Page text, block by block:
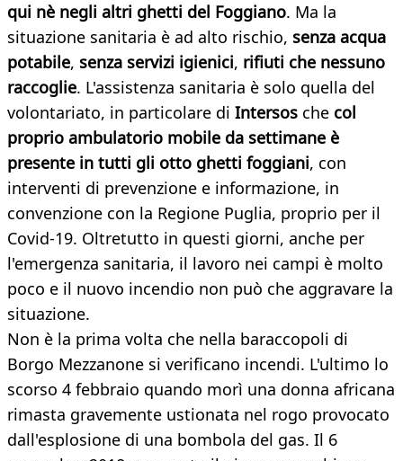
qui nè negli altri ghetti del Foggiano. Ma la
situazione sanitaria è ad alto rischio, senza acqua
potabile, senza servizi igienici, rifiuti che nessuno
raccoglie. L'assistenza sanitaria è solo quella del
volontariato, in particolare di Intersos che col
proprio ambulatorio mobile da settimane è
presente in tutti gli otto ghetti foggiani, con
interventi di prevenzione e informazione, in
convenzione con la Regione Puglia, proprio per il
Covid-19. Oltretutto in questi giorni, anche per
l'emergenza sanitaria, il lavoro nei campi è molto
poco e il nuovo incendio non può che aggravare la
situazione.
Non è la prima volta che nella baraccopoli di
Borgo Mezzanone si verificano incendi. L'ultimo lo
scorso 4 febbraio quando morì una donna africana
rimasta gravemente ustionata nel rogo provocato
dall'esplosione di una bombola del gas. Il 6